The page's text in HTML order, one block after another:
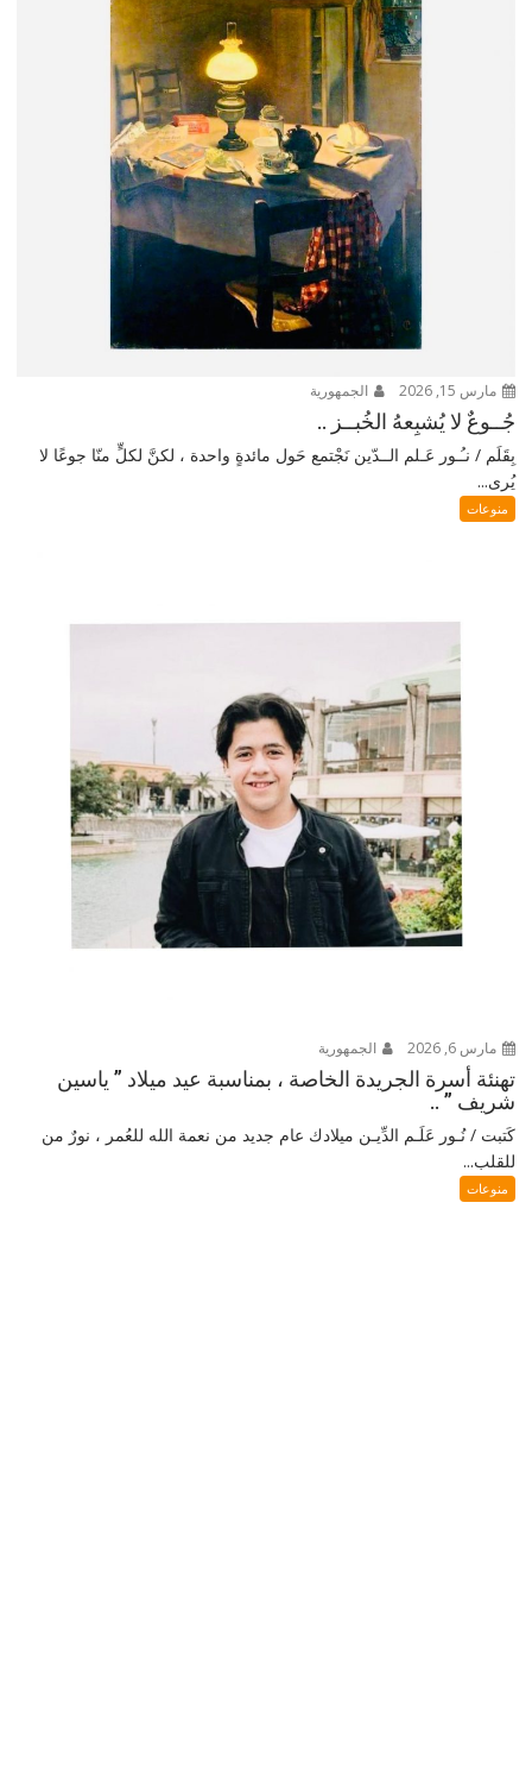
مارس 15, 2026 الجمهورية
جُــوعٌ لا يُشبِعهُ الخُبــز ..
بِقَلَم / نـُـور عَـلم الــدّين نَجْتمع حَول مائدةٍ واحدة ، لكنَّ لكلٍّ منّا جوعًا لا
يُرى...
منوعات
مارس 6, 2026 الجمهورية
تهنئة أسرة الجريدة الخاصة ، بمناسبة عيد ميلاد ” ياسين
شريف ” ..
كَتبت / نُـور عَلَـم الدِّيـن ميلادك عام جديد من نعمة الله للعُمر ، نورٌ من
للقلب...
منوعات